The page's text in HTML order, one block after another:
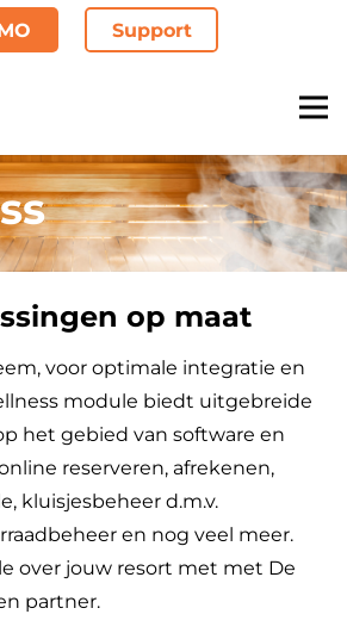
Support
op maat
voor optimale integratie en
module biedt uitgebreide
het gebied van software en
reserveren, afrekenen,
kluisjesbeheer d.m.v.
en nog veel meer.
over jouw resort met met De
partner.